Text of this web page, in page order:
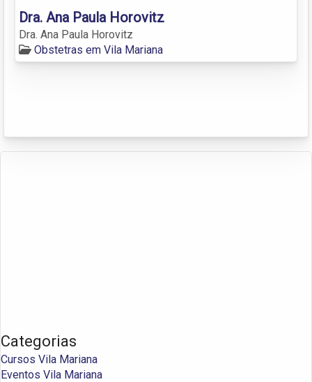
Dra. Ana Paula Horovitz
Dra. Ana Paula Horovitz
Obstetras em Vila Mariana
Categorias
Cursos Vila Mariana
Eventos Vila Mariana